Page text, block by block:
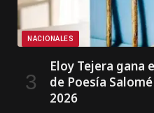
NACIONALES
Eloy Tejera gana
de Poesía
2026